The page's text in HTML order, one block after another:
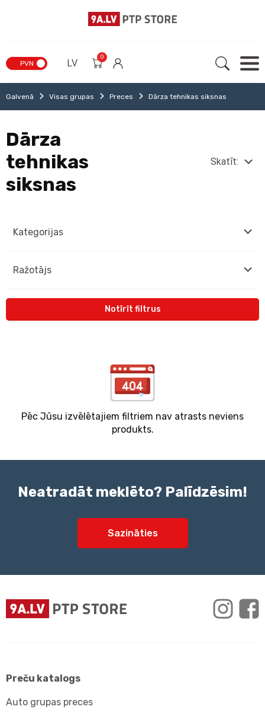
PVN LV
0
Galvenā Visas grupas Preces Dārza tehnikas siksnas
Kategorijas
Ražotājs
Notīrīt filtrus
Dārza
tehnikas
siksnas
Skatīt:
Pēc Jūsu izvēlētajiem filtriem nav atrasts neviens
produkts.
Neatradāt meklēto? Palīdzēsim!
Sazināties
Preču katalogs
Auto grupas preces